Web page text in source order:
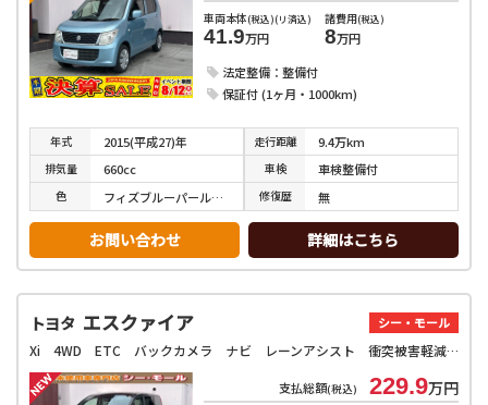
車両本体(税込)(リ済込)
41.9万円
諸費用(税込)
8万円
法定整備：整備付
保証付 (1ヶ月・1000km)
年式 2015(平成27)年 走行距離 9.4万km
排気量 660cc 車検 車検整備付
色 フィズブルーパールメタリック 修復歴 無
お問い合わせ 詳細はこちら
トヨタ エスクァイア シー・モール
Xi 4WD ETC バックカメラ ナビ レーンアシスト 衝突被害軽減システム 両側スライド・片側電動 オートマチックハイビーム オートライト LEDヘッドランプ スマートキー アイドリングストップ
支払総額(税込) 229.9万円